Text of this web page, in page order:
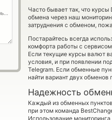
Часто бывает так, что курсы
обмена через наш
затруднения с обменом,
Постарайтесь всегда
комфорта работы с
Если текущие курсы валют
условия, и при появлении
Telegram. Если обменные
найти вариант двух
Надежность
Каждый из обменных
при этом команда
Использование